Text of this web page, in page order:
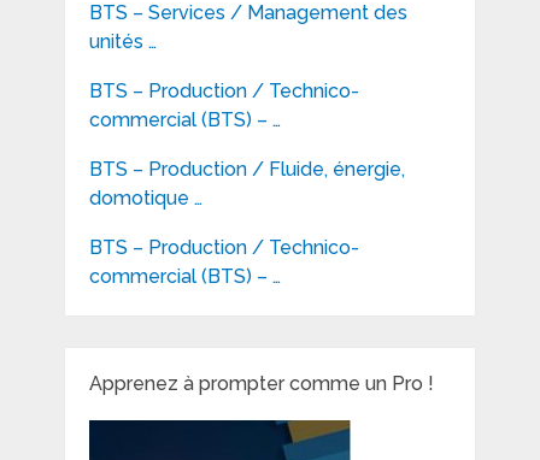
BTS – Services / Management des
unités …
BTS – Production / Technico-
commercial (BTS) – …
BTS – Production / Fluide, énergie,
domotique …
BTS – Production / Technico-
commercial (BTS) – …
Apprenez à prompter comme un Pro !